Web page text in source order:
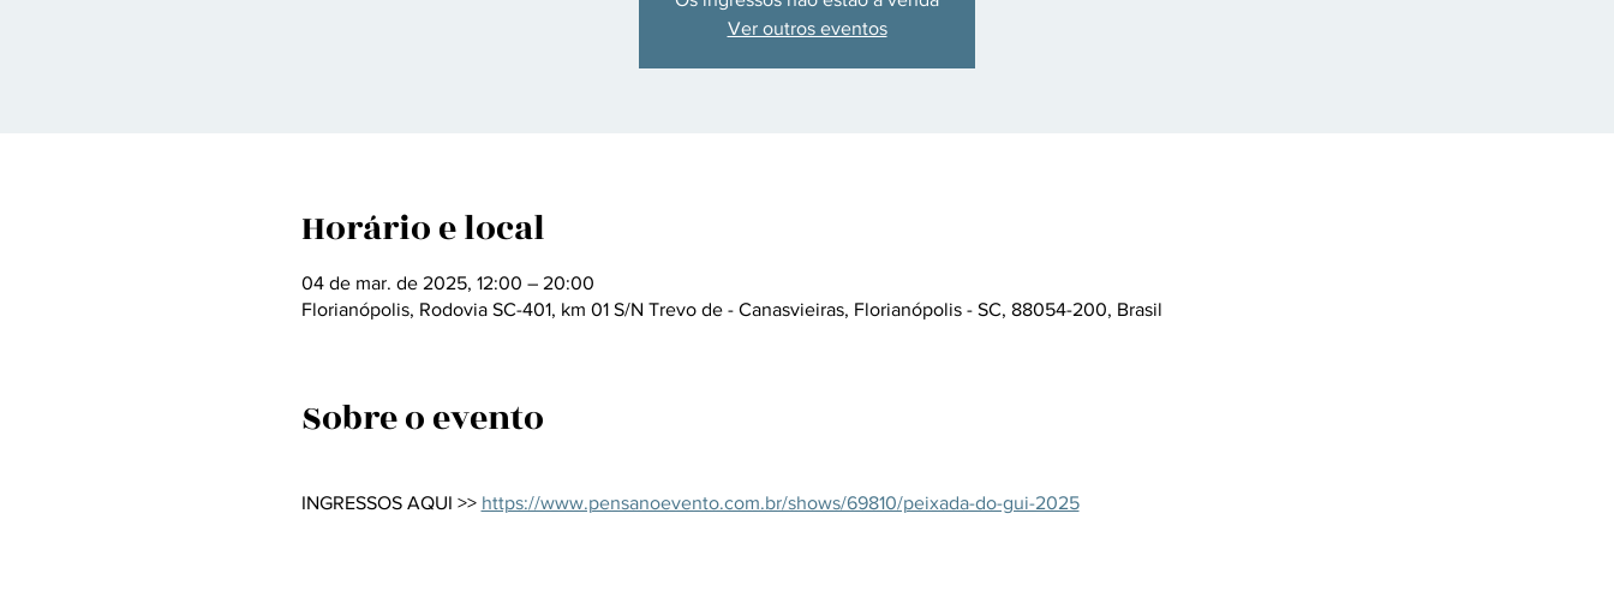
Ver outros eventos
Horário e local
04 de mar. de 2025, 12:00 – 20:00
Florianópolis, Rodovia SC-401, km 01 S/N Trevo de - Canasvieiras, Florianópolis - SC, 88054-200, Brasil
Sobre o evento
INGRESSOS AQUI >> https://www.pensanoevento.com.br/shows/69810/peixada-do-gui-2025